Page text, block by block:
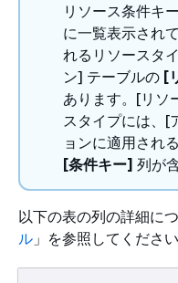
リソース条件キー
に一覧表示され
れるリソースタ
ン] テーブルの [
あります。[リソ
スタイプには、[
ョンに適用され
[条件キー] 列が
以下の表の列の詳細に
ル 」を参照してください